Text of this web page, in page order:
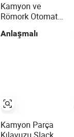
Kamyon ve
Römork Otomatik
Ayarlayıcı
Anlaşmalı
Kamyon Parça